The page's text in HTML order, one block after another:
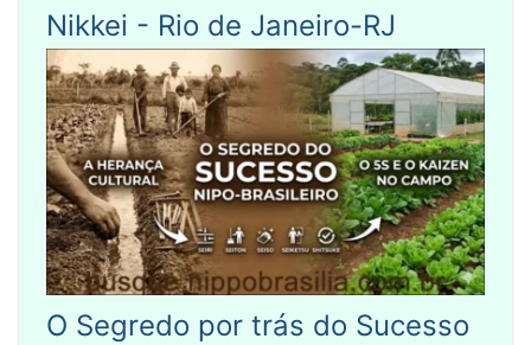
Nikkei - Rio de Janeiro-RJ
O Segredo por trás do Sucesso